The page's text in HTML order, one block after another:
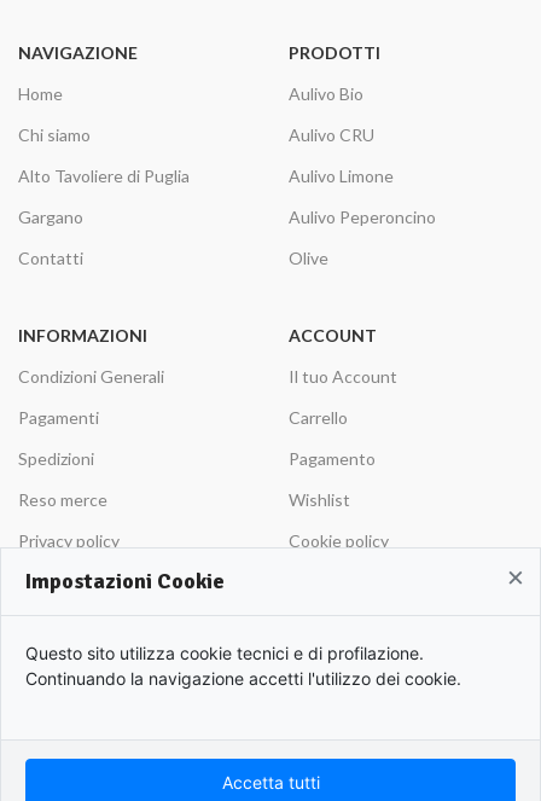
NAVIGAZIONE
Home
Chi siamo
Alto Tavoliere di Puglia
Gargano
Contatti
PRODOTTI
Aulivo Bio
Aulivo CRU
Aulivo Limone
Aulivo Peperoncino
Olive
INFORMAZIONI
Condizioni Generali
Pagamenti
Spedizioni
Reso merce
Privacy policy
ACCOUNT
Il tuo Account
Carrello
Pagamento
Wishlist
Cookie policy
Iscriviti alla nostra Newsletters!
Sii il primo ad essere informato sulle nostre novità!
APULIO © 2022 | Azienda Agricola Roberto Cordisco P.Iva 0153420719. | All rights
×
Impostazioni Cookie
Questo sito utilizza cookie tecnici e di profilazione.
Continuando la navigazione accetti l'utilizzo dei cookie.
Accetta tutti
Hai bisogno di aiuto?